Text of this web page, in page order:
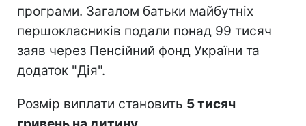
програми. Загалом батьки майбутніх
першокласників подали понад 99 тисяч
заяв через Пенсійний фонд України та
додаток "Дія".
Розмір виплати становить 5 тисяч